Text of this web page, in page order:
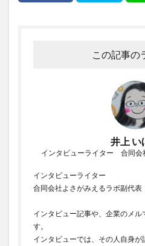
この記事の
井上 い
インタビューライター 合同会
インタビューライター
合同会社よさがみえるラボ副代表
インタビュー記事や、企業のメル
す。
インタビューでは、その人自身が